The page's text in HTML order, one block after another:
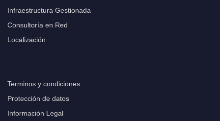
Infraestructura Gestionada
Consultoría en Red
Localización
Terminos y condiciones
Protección de datos
Información Legal